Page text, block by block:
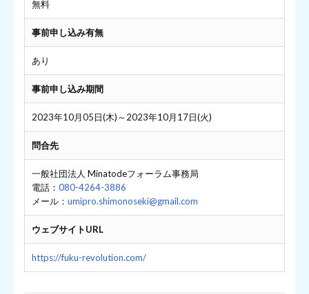
無料
事前申し込み有無
あり
事前申し込み期間
2023年10月05日(木)～2023年10月17日(火)
問合先
一般社団法人 Minatodeフォーラム事務局
電話： 080-4264-3886
メール： umipro.shimonoseki@gmail.com
ウェブサイトURL
https://fuku-revolution.com/